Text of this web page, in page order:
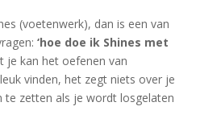
(voetenwerk), dan is een van
‘hoe doe ik Shines met
je kan het oefenen van
vinden, het zegt niets over je
te zetten als je wordt losgelaten